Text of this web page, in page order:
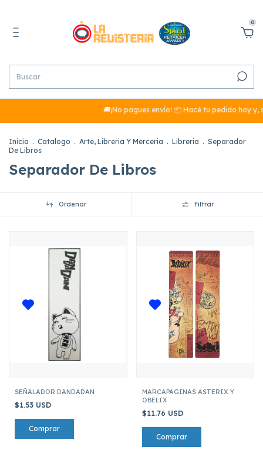
0
🚚¡No pagues envío! 📦 Hacé tu pedido hoy
Inicio . Catalogo . Arte, Libreria Y Merceria . Libreria . Separador
De Libros
Separador De Libros
Ordenar Filtrar
SEÑALADOR DANDADAN
$1.53 USD
MARCAPAGINAS ASTERIX Y
OBELIX
$11.76 USD